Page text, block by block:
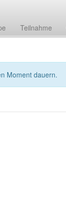
Teilnahme
Moment dauern.